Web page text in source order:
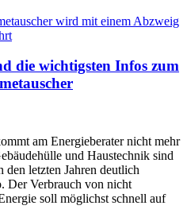
die wichtigsten Infos zum
am Energieberater nicht mehr
und Haustechnik sind
letzten Jahren deutlich
Der Verbrauch von nicht
soll möglichst schnell auf